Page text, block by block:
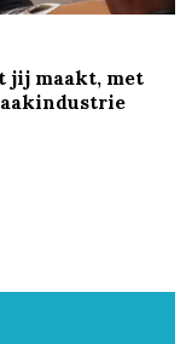
jij maakt, met